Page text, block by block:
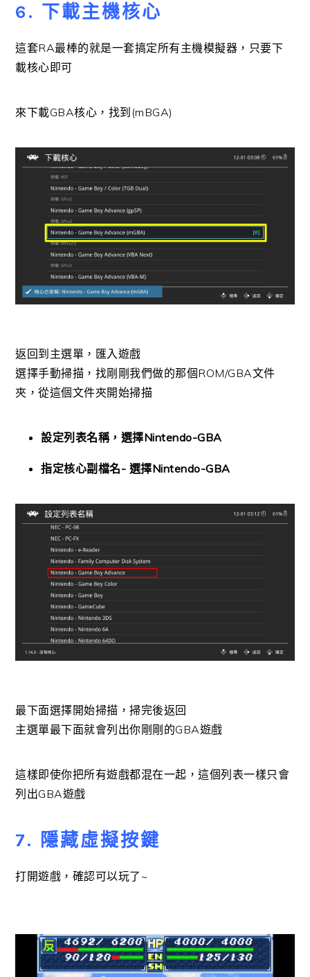
6. 下載主機核心
這套RA最棒的就是一套搞定所有主機模擬器，只要下
載核心即可
來下載GBA核心，找到(mBGA)
返回到主選單，匯入遊戲
選擇手動掃描，找剛剛我們做的那個ROM/GBA文件
夾，從這個文件夾開始掃描
設定列表名稱，選擇Nintendo-GBA
指定核心副檔名- 選擇Nintendo-GBA
最下面選擇開始掃描，掃完後返回
主選單最下面就會列出你剛剛的GBA遊戲
這樣即使你把所有遊戲都混在一起，這個列表一樣只會
列出GBA遊戲
7. 隱藏虛擬按鍵
打開遊戲，確認可以玩了~